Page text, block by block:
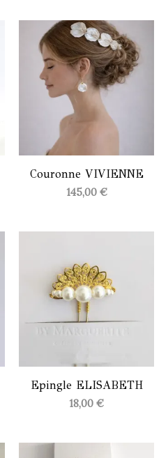
Couronne VIVIENNE
145,00 €
Epingle ELISABETH
18,00 €